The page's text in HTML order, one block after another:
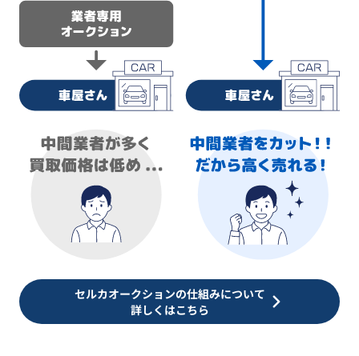
セルカオークションの仕組みについて
詳しくはこちら